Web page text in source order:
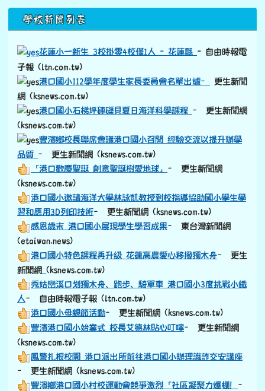
下中區域內容
學校新聞列表
花蓮小一新生 3校掛零4校僅1人 - 花蓮縣 - 自由時報電
子報 (ltn.com.tw)
港口國小112學年度學生家長委員會名單出爐–
更生新聞
網 (ksnews.com.tw)
港口國小石梯坪硨磲貝夏日海洋科學課程 – 更生新聞網
(ksnews.com.tw)
豐濱鄉校長聯席會議港口國小召開 經驗交流以提升辦學
品質 – 更生新聞網 (ksnews.com.tw)
「港口歡慶聖誕 創意聖誕樹愛地球」 – 更生新聞網
(ksnews.com.tw)
港口國小邀請海洋大學林詠凱教授到校指導協助國小學生學
習和應用3D列印技術– 更生新聞網 (ksnews.com.tw)
感恩歲末 港口國小展現學生學習成果– 東台灣新聞網
(etaiwan.news)
港口國小特色課程再升級 花蓮高農愛心移撥獨木舟– 更生
新聞網 link to https://old.ksnews.com.tw/v2024052007/
(ksnews.com.tw)
秀姑巒溪口划獨木舟、跑步、騎單車 港口國小3度挑戰小鐵
人– 自由時報電子報 (ltn.com.tw)
港口國小母親節活動– 更生新聞網 (ksnews.com.tw)
豐濱港口國小始業式 校長艾德林貼心叮嚀– 更生新聞網
(ksnews.com.tw)
鳳警扎根校園 港口派出所前往港口國小辦理識詐交安講座
– 更生新聞網 (ksnews.com.tw)
豐濱鄉港口國小村校運動會競爭激烈「社區凝聚力爆棚！ –